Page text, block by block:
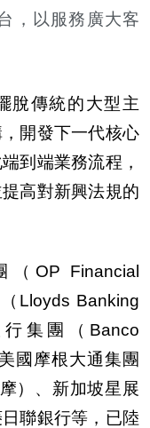
，以服務廣大客
脫傳統的大型主
開發下一代核心
到端業務流程，
高對新興法規的
OP Financial
Lloyds Banking
集團（Banco
國摩根大通集團
）、新加坡星展
聯銀行等，已陸